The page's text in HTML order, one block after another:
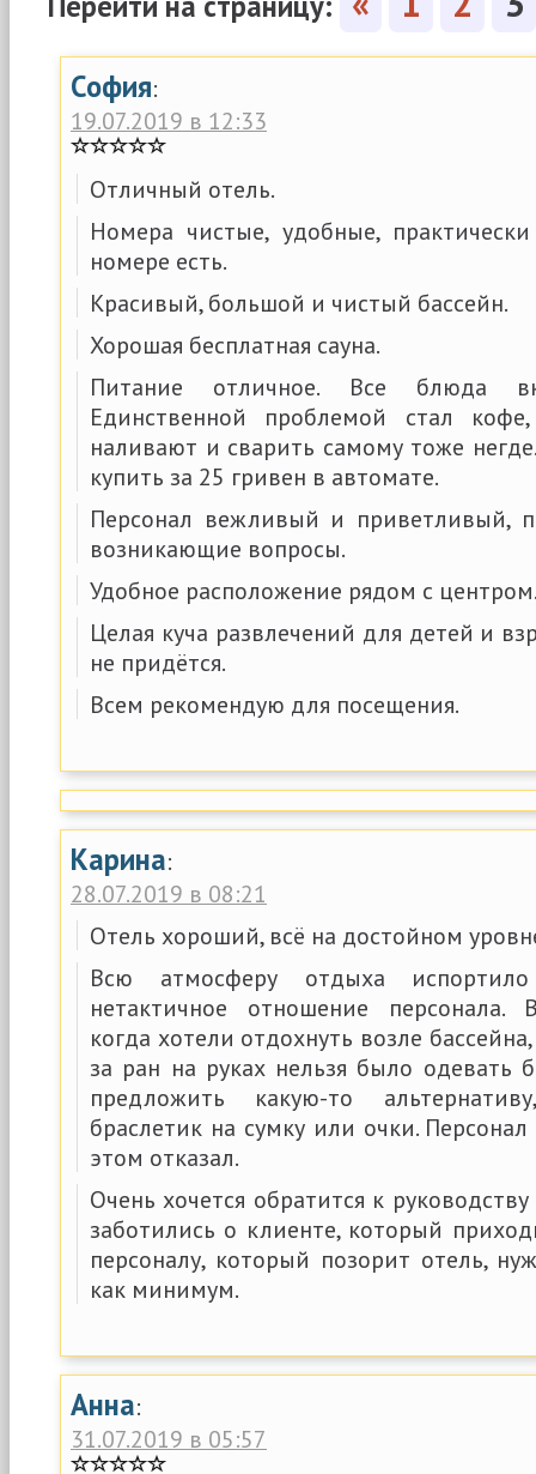
София:
19.07.2019 в 12:33
Отличный отель.
Номера чистые, удобные,
номере есть.
Красивый, большой и чистый бассейн.
Хорошая бесплатная сауна.
Питание отличное. Все блюда
Единственной проблемой стал
наливают и сварить самому тоже
купить за 25 гривен в автомате.
Персонал вежливый и приветливый,
возникающие вопросы.
Удобное расположение рядом с
Целая куча развлечений для детей и
не придётся.
Всем рекомендую для посещения.
Карина:
28.07.2019 в 08:21
Отель хороший, всё на достойном
Всю атмосферу отдыха
нетактичное отношение персонала.
когда хотели отдохнуть возле
за ран на руках нельзя было одевать
предложить какую-то
браслетик на сумку или очки.
этом отказал.
Очень хочется обратится к
заботились о клиенте, который
персоналу, который позорит отель,
как минимум.
Анна:
31.07.2019 в 05:57